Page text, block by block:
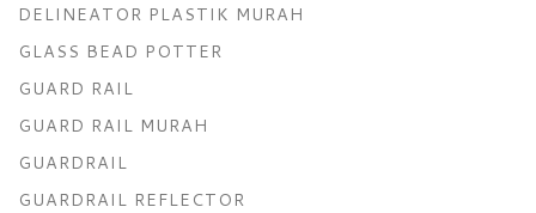
DELINEATOR PLASTIK MURAH
GLASS BEAD POTTER
GUARD RAIL
GUARD RAIL MURAH
GUARDRAIL
GUARDRAIL REFLECTOR